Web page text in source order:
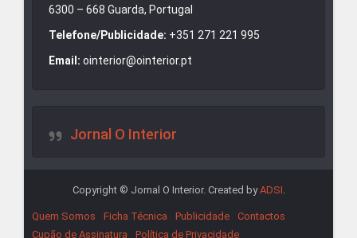
6300 – 668 Guarda, Portugal
Telefone/Publicidade: +351 271 221 995
Email: ointerior@ointerior.pt
Jornal O Interior
Copyright © Jornal O Interior. Created byADSI.
Quem Somos Ficha Técnica Publicidade
Contactos
Cupão de Assinatura
Política de Privacidade